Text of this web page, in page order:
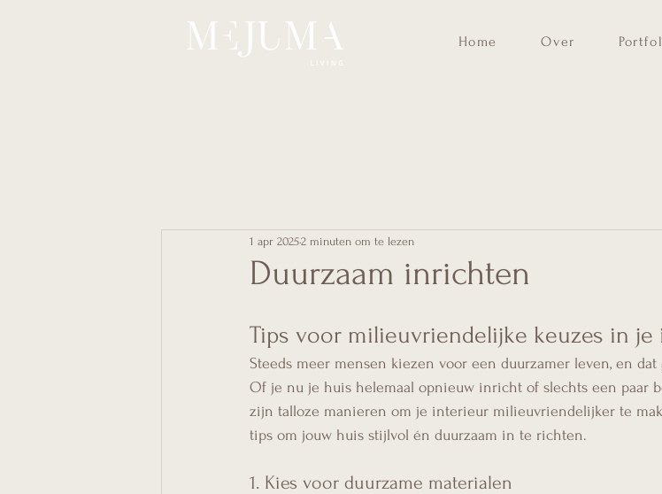
Home Over
Duurzaam inrichten
1 apr 20252 minuten om te lezen
Tips voor milieuvriendelijke keuzes in
Steeds meer mensen kiezen voor een duurzamer leven, en
Of je nu je huis helemaal opnieuw inricht of slechts een paar
zijn talloze manieren om je interieur milieuvriendelijker te
tips om jouw huis stijlvol én duurzaam in te richten.
1. Kies voor duurzame materialen